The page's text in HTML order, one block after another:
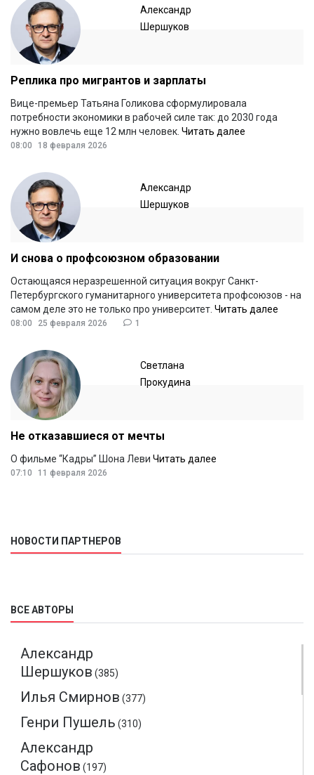
Александр
Шершуков
Реплика про мигрантов и зарплаты
Вице-премьер Татьяна Голикова сформулировала
потребности экономики в рабочей силе так: до 2030 года
нужно вовлечь еще 12 млн человек. Читать далее
08:00 18 февраля 2026
Александр
Шершуков
И снова о профсоюзном образовании
Остающаяся неразрешенной ситуация вокруг Санкт-
Петербургского гуманитарного университета профсоюзов - на
самом деле это не только про университет. Читать далее
08:00 25 февраля 2026 1
Светлана
Прокудина
Не отказавшиеся от мечты
О фильме “Кадры” Шона Леви Читать далее
07:10 11 февраля 2026
НОВОСТИ ПАРТНЕРОВ
ВСЕ АВТОРЫ
Александр
Шершуков (385)
Илья Смирнов (377)
Генри Пушель (310)
Александр
Сафонов (197)